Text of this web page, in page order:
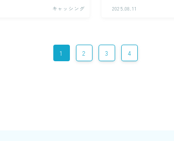
キャッシング 2025.08.11
1 2 3 4